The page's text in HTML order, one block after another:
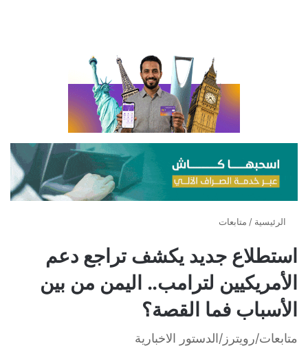
الرئيسية / متابعات
استطلاع جديد يكشف تراجع دعم
الأمريكيين لترامب.. اليمن من بين
الأسباب فما القصة؟
متابعات/رويترز/الدستور الاخبارية